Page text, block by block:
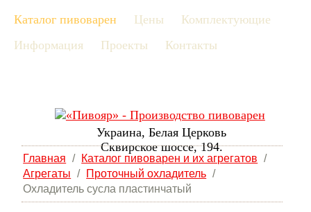
Каталог пивоварен Цены
Комплектующие
Информация
Проекты Контакты
Украина, Белая Церковь
Сквирское шоссе, 194.
Главная / Каталог пивоварен и их агрегатов
/
Агрегаты
/ Проточный охладитель /
Охладитель сусла пластинчатый